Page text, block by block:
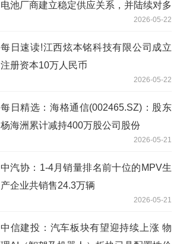
电池厂商建立稳定供应关系，并陆续对多
2026-05-22
每日速读!江西炫本铭科技有限公司成立
注册资本10万人民币
2026-05-22
每日精选：海格通信(002465.SZ)：股东
杨海洲累计减持400万股公司股份
2026-05-21
中汽协：1-4月销量排名前十位的MPV生
产企业共销售24.3万辆
2026-05-21
中信建投：汽车板块有望迎持续上涨 物